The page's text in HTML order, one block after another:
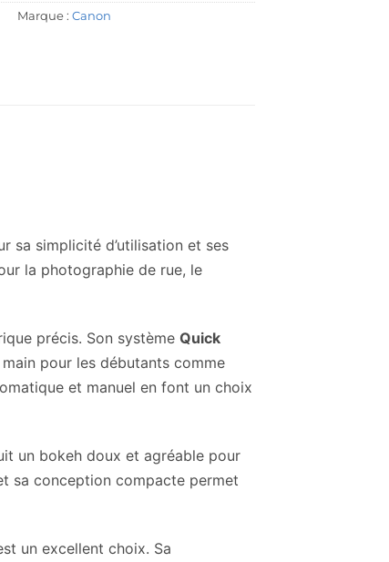
Marque : Canon
sa simplicité d’utilisation et ses
la photographie de rue, le
précis. Son système Quick
pour les débutants comme
et manuel en font un choix
un bokeh doux et agréable pour
sa conception compacte permet
un excellent choix. Sa